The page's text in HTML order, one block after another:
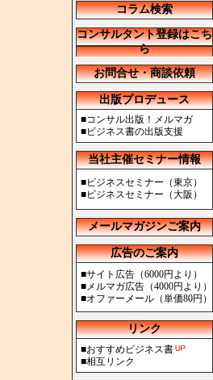
コラム検索
コンサルタント登録はこち
ら
お問合せ・商談依頼
出版プロデュース
■コンサル出版！メルマガ
■ビジネス書の出版支援
当社主催セミナー情報
■ビジネスセミナー（東京）
■ビジネスセミナー（大阪）
メールマガジンご案内
広告のご案内
■サイト広告（6000円より）
■メルマガ広告（4000円より）
■オファーメール（単価80円）
リンク
■おすすめビジネス書
■相互リンク